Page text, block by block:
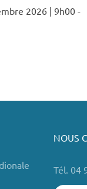
2026 | 9h00 -
NOUS
Tél. 04